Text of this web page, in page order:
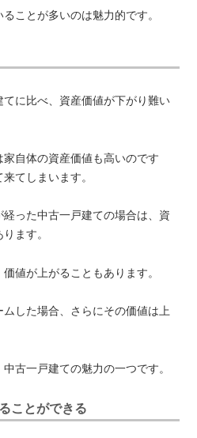
ことが多いのは魅力的です。
に比べ、資産価値が下がり難い
自体の資産価値も高いのです
てしまいます。
った中古一戸建ての場合は、資
ます。
値が上がることもあります。
した場合、さらにその価値は上
古一戸建ての魅力の一つです。
ことができる